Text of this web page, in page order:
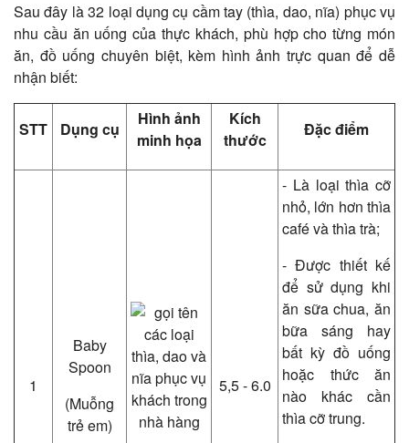
Sau đây là 32 loại dụng cụ cầm tay (thìa, dao, nĩa) phục vụ
nhu cầu ăn uống của thực khách, phù hợp cho từng món
ăn, đồ uống chuyên biệt, kèm hình ảnh trực quan để dễ
nhận biết:
STT Dụng cụ
Hình ảnh
minh họa
Kích
thước
Đặc điểm
1
Baby
Spoon
(Muỗng
trẻ em)
5,5 - 6.0
- Là loại thìa cỡ
nhỏ, lớn hơn thìa
café và thìa trà;
- Được thiết kế
để sử dụng khi
ăn sữa chua, ăn
bữa sáng hay
bất kỳ đồ uống
hoặc thức ăn
nào khác cần
thìa cỡ trung.